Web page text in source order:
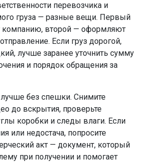
перевозчика и
груза — разные вещи. Первый
компанию, второй — оформляют
Если груз дорогой,
лучше заранее уточнить сумму
и порядок обращения за
без спешки. Снимите
до вскрытия, проверьте
коробки и следы влаги. Если
или недостача, попросите
акт — документ, который
при получении и помогает